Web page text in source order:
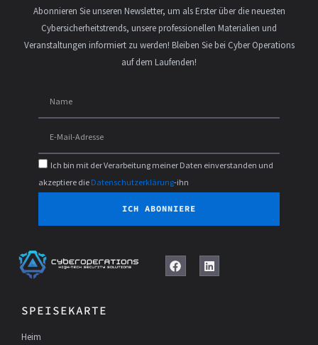
Abonnieren Sie unseren Newsletter, um als Erster über die neuesten
Cybersicherheitstrends, unsere professionellen Materialien und
Veranstaltungen informiert zu werden! Bleiben Sie bei Cyber Operations
auf dem Laufenden!
Ich bin mit der Verarbeitung meiner Daten einverstanden und
akzeptiere die Datenschutzerklärung-ihn
ICH ABONNIERE
F
L
SPEISEKARTE
Heim